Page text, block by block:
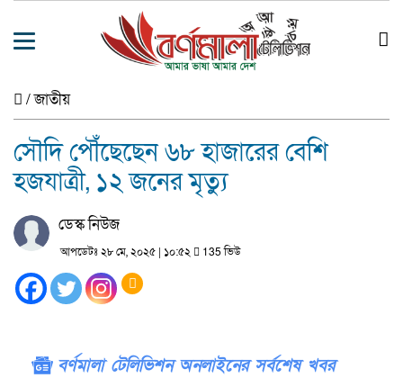
/জাতীয়
সৌদি পৌঁছেছেন ৬৮ হাজারের বেশি
হজযাত্রী, ১২ জনের মৃত্যু
ডেস্ক নিউজ
আপডেটঃ ২৮ মে, ২০২৫ | ১০:৫২ 135 ভিউ
বর্ণমালা টেলিভিশন অনলাইনের সর্বশেষ খবর